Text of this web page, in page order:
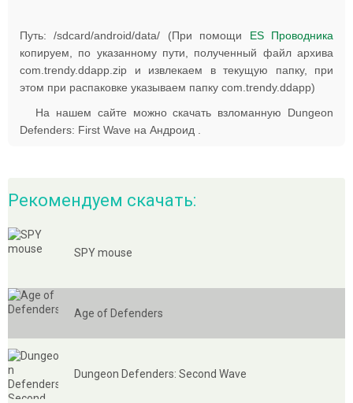
Путь: /sdcard/android/data/ (При помощи ES Проводника
копируем, по указанному пути, полученный файл архива
com.trendy.ddapp.zip и извлекаем в текущую папку, при
этом при распаковке указываем папку com.trendy.ddapp)
На нашем сайте можно скачать взломанную Dungeon
Defenders: First Wave на Андроид .
Рекомендуем скачать:
SPY mouse
Age of Defenders
Dungeon Defenders: Second Wave